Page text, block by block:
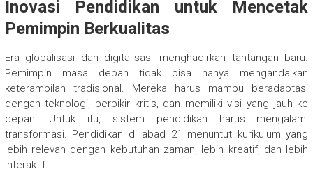
Inovasi Pendidikan untuk Mencetak
Pemimpin Berkualitas
Era globalisasi dan digitalisasi menghadirkan tantangan baru.
Pemimpin masa depan tidak bisa hanya mengandalkan
keterampilan tradisional. Mereka harus mampu beradaptasi
dengan teknologi, berpikir kritis, dan memiliki visi yang jauh ke
depan. Untuk itu, sistem pendidikan harus mengalami
transformasi. Pendidikan di abad 21 menuntut kurikulum yang
lebih relevan dengan kebutuhan zaman, lebih kreatif, dan lebih
interaktif.